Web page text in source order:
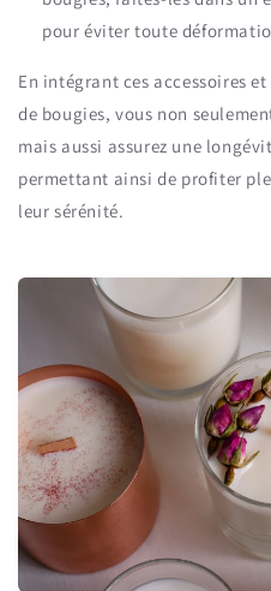
pour éviter toute
En intégrant ces accessoires
de bougies, vous non
mais aussi assurez une
permettant ainsi de profiter
leur sérénité.